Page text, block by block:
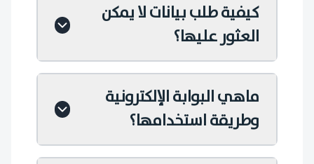
كيفية طلب بيانات لا يمكن
العثور عليها؟
ماهي البوابة الإلكترونية
وطريقة استخدامها؟